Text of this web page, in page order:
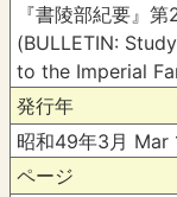
『書陵部紀要』
(BULLETIN:
to the Imperial
発行年
昭和49年3月 Mar
ページ